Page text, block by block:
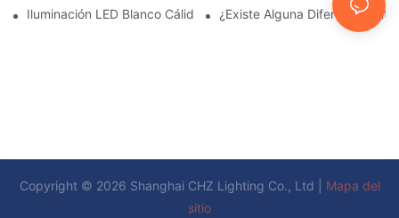
Iluminación LED Blanco Cálido Vs. Blanco Suave
¿Existe Alguna Diferencia
Copyright © 2026 Shanghai CHZ Lighting Co., Ltd |
Mapa del
sitio